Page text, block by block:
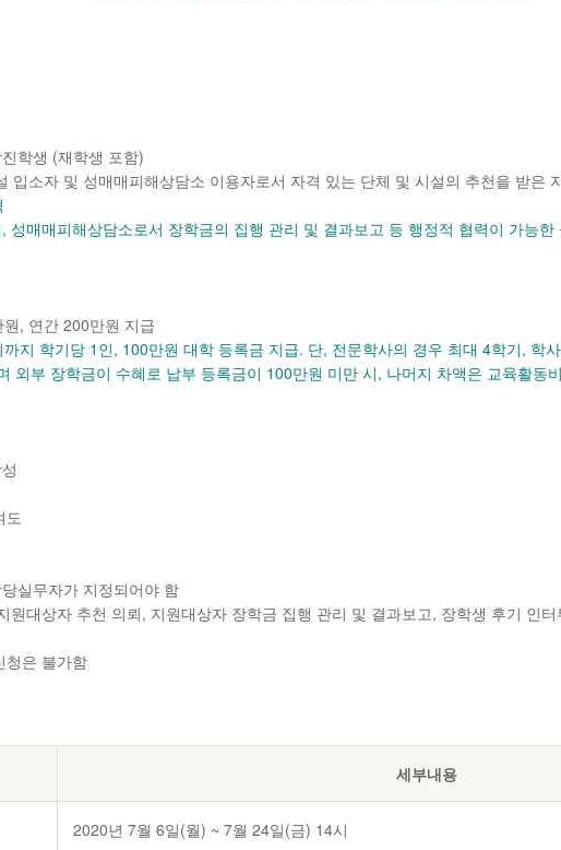
학생 (재학생 포함)
입소자 및 성매매피해상담소 이용자로서 자격 있는 단체 및 시설의 추천을 받은
성매매피해상담소로서 장학금의 집행 관리 및 결과보고 등 행정적 협력이 가능한
, 연간 200만원 지급
지 학기당 1인, 100만원 대학 등록금 지급. 단, 전문학사의 경우 최대 4학기, 학
외부 장학금이 수혜로 납부 등록금이 100만원 미만 시, 나머지 차액은 교육활동
도
실무자가 지정되어야 함
원대상자 추천 의뢰, 지원대상자 장학금 집행 관리 및 결과보고, 장학생 후기 인
청은 불가함
세부내용
2020년 7월 6일(월) ~ 7월 24일(금) 14시